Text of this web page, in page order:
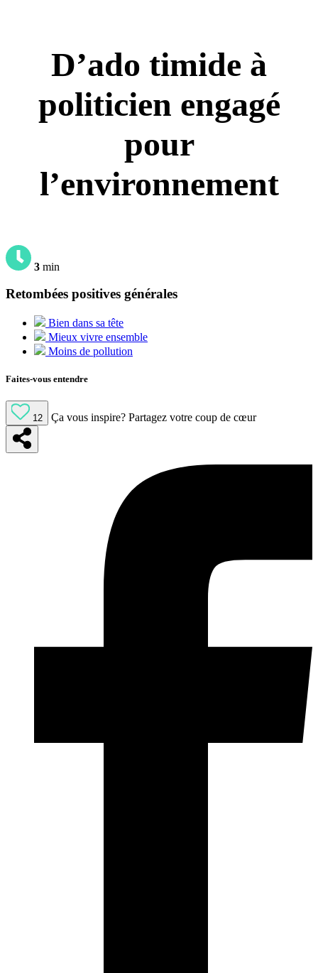
D’ado timide à
politicien engagé
pour
l’environnement
3 min
Retombées positives générales
Bien dans sa tête
Mieux vivre ensemble
Moins de pollution
Faites-vous entendre
12 Ça vous inspire? Partagez votre coup de cœur